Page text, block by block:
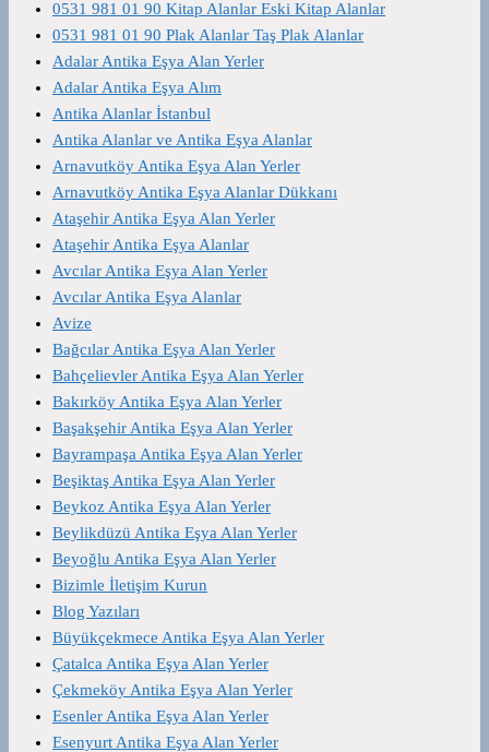
0531 981 01 90 Kitap Alanlar Eski Kitap Alanlar
0531 981 01 90 Plak Alanlar Taş Plak Alanlar
Adalar Antika Eşya Alan Yerler
Adalar Antika Eşya Alım
Antika Alanlar İstanbul
Antika Alanlar ve Antika Eşya Alanlar
Arnavutköy Antika Eşya Alan Yerler
Arnavutköy Antika Eşya Alanlar Dükkanı
Ataşehir Antika Eşya Alan Yerler
Ataşehir Antika Eşya Alanlar
Avcılar Antika Eşya Alan Yerler
Avcılar Antika Eşya Alanlar
Avize
Bağcılar Antika Eşya Alan Yerler
Bahçelievler Antika Eşya Alan Yerler
Bakırköy Antika Eşya Alan Yerler
Başakşehir Antika Eşya Alan Yerler
Bayrampaşa Antika Eşya Alan Yerler
Beşiktaş Antika Eşya Alan Yerler
Beykoz Antika Eşya Alan Yerler
Beylikdüzü Antika Eşya Alan Yerler
Beyoğlu Antika Eşya Alan Yerler
Bizimle İletişim Kurun
Blog Yazıları
Büyükçekmece Antika Eşya Alan Yerler
Çatalca Antika Eşya Alan Yerler
Çekmeköy Antika Eşya Alan Yerler
Esenler Antika Eşya Alan Yerler
Esenyurt Antika Eşya Alan Yerler